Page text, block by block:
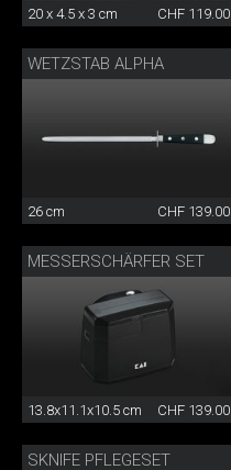
20 x 4.5 x 3 cm CHF 119.00
WETZSTAB ALPHA
26 cm CHF 139.00
MESSERSCHÄRFER SET
13.8x11.1x10.5 cm CHF 139.00
SKNIFE PFLEGESET